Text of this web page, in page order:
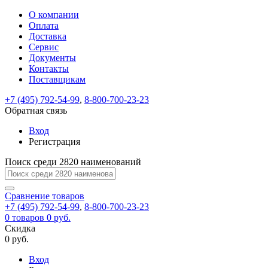
ВходРегистрация
Только
test@example.com
отправлена
по
ней
для
регистрации.
Ок
Только
Запомнить
меня
Забыли
Восстановление
пароля
Заполните
форму.
Мы
отправим
ссылку
на
указанный
электронный
адрес,
перейдя
по
которой
вы
новый
На
вашу
test@test.ru
отправлена
ссылка.
Перейдите
по
для
смены
пароля.
Введите
новый
пароль
Сменить
Пароль
успешно
Войти
Обратная
связь
Сообщение
пользовательского
соглашения
Ваше
сообщение
успешно
О компании
Оплата
Доставка
Сервис
Документы
Контакты
Поставщикам
+7 (495) 792-54-99, 8-800-700-23-23
Обратная связь
Вход
Регистрация
Поиск среди 2820 наименований
Сравнение товаров
+7 (495) 792-54-99, 8-800-700-23-23
0 товаров 0 руб.
Скидка
0 руб.
Вход